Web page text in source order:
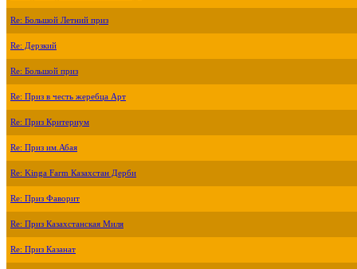
Re: Большой Летний приз
Re: Дерзкий
Re: Большой приз
Re: Приз в честь жеребца Арт
Re: Приз Критериум
Re: Приз им.Абая
Re: Kinga Farm Казахстан Дерби
Re: Приз Фаворит
Re: Приз Казахстанская Миля
Re: Приз Казанат